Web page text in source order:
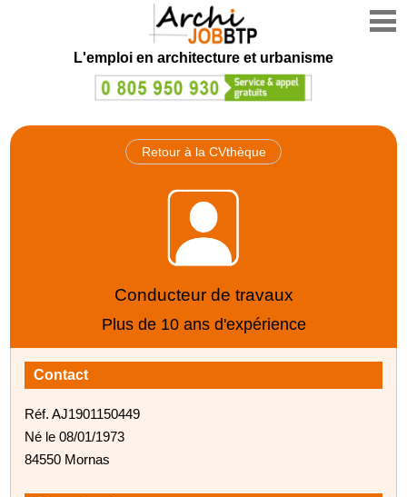
L'emploi en architecture et urbanisme
Retour à la CVthèque
Conducteur de travaux
Plus de 10 ans d'expérience
Contact
Réf. AJ1901150449
Né le 08/01/1973
84550 Mornas